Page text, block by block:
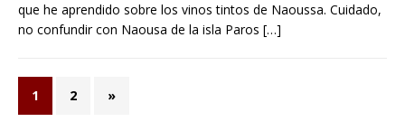
que he aprendido sobre los vinos tintos de Naoussa. Cuidado,
no confundir con Naousa de la isla Paros […]
1 2 »